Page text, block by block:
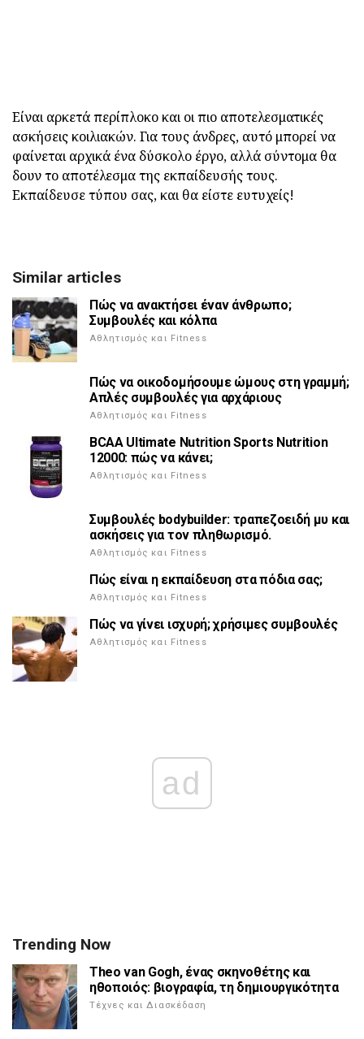
Είναι αρκετά περίπλοκο και οι πιο αποτελεσματικές
ασκήσεις κοιλιακών. Για τους άνδρες, αυτό μπορεί να
φαίνεται αρχικά ένα δύσκολο έργο, αλλά σύντομα θα
δουν το αποτέλεσμα της εκπαίδευσής τους.
Εκπαίδευσε τύπου σας, και θα είστε ευτυχείς!
Similar articles
Πώς να ανακτήσει έναν άνθρωπο;
Συμβουλές και κόλπα
Αθλητισμός και Fitness
Πώς να οικοδομήσουμε ώμους στη γραμμή;
Απλές συμβουλές για αρχάριους
Αθλητισμός και Fitness
BCAA Ultimate Nutrition Sports Nutrition
12000: πώς να κάνει;
Αθλητισμός και Fitness
Συμβουλές bodybuilder: τραπεζοειδή μυ και
ασκήσεις για τον πληθωρισμό.
Αθλητισμός και Fitness
Πώς είναι η εκπαίδευση στα πόδια σας;
Αθλητισμός και Fitness
Πώς να γίνει ισχυρή; χρήσιμες συμβουλές
Αθλητισμός και Fitness
ad
Trending Now
Theo van Gogh, ένας σκηνοθέτης και
ηθοποιός: βιογραφία, τη δημιουργικότητα
Τέχνες και Διασκέδαση